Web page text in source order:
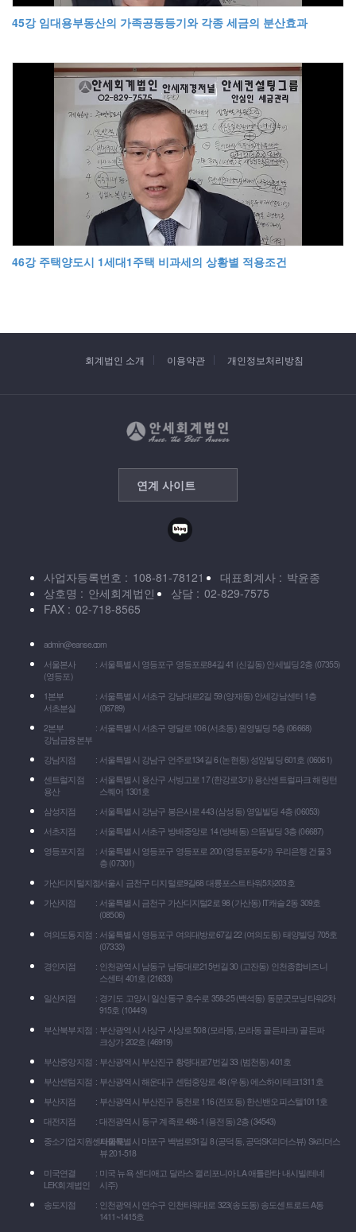
45강 임대용부동산의 가족공동등기와 각종 세금의 분산효과
46강 주택양도시 1세대1주택 비과세의 상황별 적용조건
회계법인 소개 이용약관 개인정보처리방침
연계 사이트
사업자등록번호 108-81-78121 대표회계사
박윤종
상호명
안세회계법인 상담
02-829-7575
FAX
02-718-8565
admin@eanse.com
서울본사
(영등포)
서울특별시 영등포구 영등포로84길 41 (신길동) 안세빌딩 2층 (07355)
1본부
서초분실
서울특별시 서초구 강남대로2길 59 (양재동) 안세강남센터 1층
(06789)
2본부
강남금융본부
서울특별시 서초구 명달로 106 (서초동) 원영빌딩 5층 (06668)
강남지점
서울특별시 강남구 언주로134길 6 (논현동) 성암빌딩 601호 (06061)
센트럴지점
용산
서울특별시 용산구 서빙고로 17 (한강로3가) 용산센트럴파크 해링턴
스퀘어 1301호
삼성지점
서울특별시 강남구 봉은사로 443 (삼성동) 영일빌딩 4층 (06053)
서초지점
서울특별시 서초구 방배중앙로 14 (방배동) 으뜸빌딩 3층 (06687)
영등포지점
서울특별시 영등포구 영등포로 200 (영등포동4가) 우리은행 건물 3
층 (07301)
가산디지털지점서울시 금천구 디지털로9길68 대륭포스트타워5차203호
가산지점
서울특별시 금천구 가산디지털2로 98 (가산동) IT캐슬 2동 309호
(08506)
여의도동지점
서울특별시 영등포구 여의대방로67길 22 (여의도동) 태양빌딩 705호
(07333)
경인지점
인천광역시 남동구 남동대로215번길 30 (고잔동) 인천종합비즈니
스센터 401호 (21633)
일산지점
경기도 고양시 일산동구 호수로 358-25 (백석동) 동문굿모닝타워2차
915호 (10449)
부산북부지점
부산광역시 사상구 사상로 508 (모라동, 모라동 골든파크) 골든파
크상가 202호 (46919)
부산중앙지점
부산광역시 부산진구 황령대로7번길 33 (범천동) 401호
부산센텀지점
부산광역시 해운대구 센텀중앙로 48 (우동) 에스하이테크1311호
부산지점
부산광역시 부산진구 동천로 116 (전포동) 한신밴오피스텔1011호
대전지점
대전광역시 동구 계족로 486-1 (용전동) 2층 (34543)
중소기업지원센타마포서울특별시 마포구 백범로31길 8 (공덕동, 공덕SK리더스뷰) Sk리더스
뷰 201-518
미국연결
LEK회계법인
미국 뉴욕 샌디애고 달라스 캘리포니아 LA 애틀란타 내시빌(테네
시주)
송도지점
인천광역시 연수구 인천타워대로 323(송도동) 송도센트로드 A동
1411~1415호